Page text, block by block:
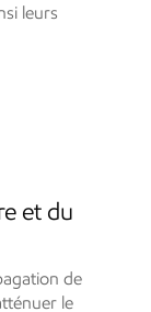
leurs
et du
de
le